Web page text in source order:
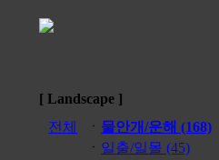
[ Landscape ]
전체
ㆍ 물안개/운해 (168)
ㆍ 일출/일몰 (45)